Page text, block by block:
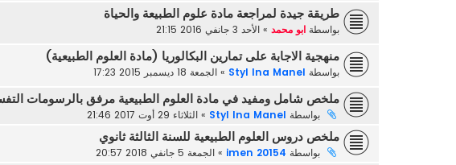
طريقة جيدة لمراجعة مادة علوم الطبيعة والحياة
بواسطة ابو محمد » الأحد 3 جانفي 2016 21:15
منهجية الاجابة على تمارين البكالوريا (مادة العلوم الطبيعية)
بواسطة Styl Ina Manel
» الجمعة 18 ديسمبر 2015 17:23
ملخص شامل ومفيد في مادة العلوم الطبيعية مرفق بالرسومات
بواسطة Styl Ina Manel
» الثلاثاء 29 أوت 2017 21:46
ملخص دروس العلوم الطبيعية للسنة الثالثة ثانوي
بواسطة imen 20154
» الجمعة 5 جانفي 2018 20:57